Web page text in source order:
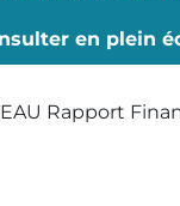
en plein
Rapport